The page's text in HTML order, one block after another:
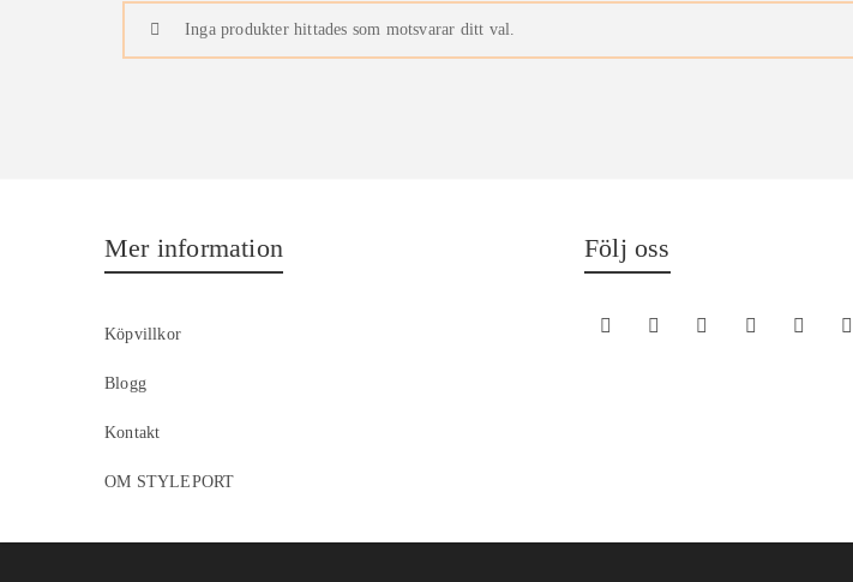
Inga produkter hittades som motsvarar ditt val.
Mer information
Köpvillkor
Blogg
Kontakt
OM STYLEPORT
Följ oss